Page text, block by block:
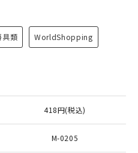
具類 WorldShopping
418円(税込)
M-0205